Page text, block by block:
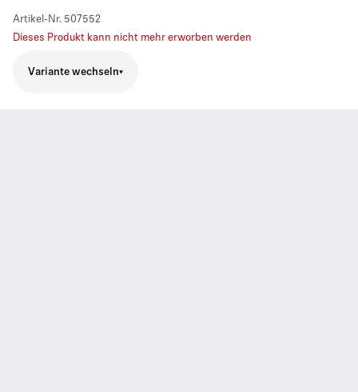
Artikel-Nr. 507552
Dieses Produkt kann nicht mehr erworben werden
Variante wechseln